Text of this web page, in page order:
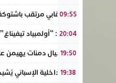
09:55
حدث نقابي مرتقب
20:04
تفراوت: “أولمبياد
19:50
نادي أجيال دمنات يهيمن
19:38
وزير الداخلية الإسباني